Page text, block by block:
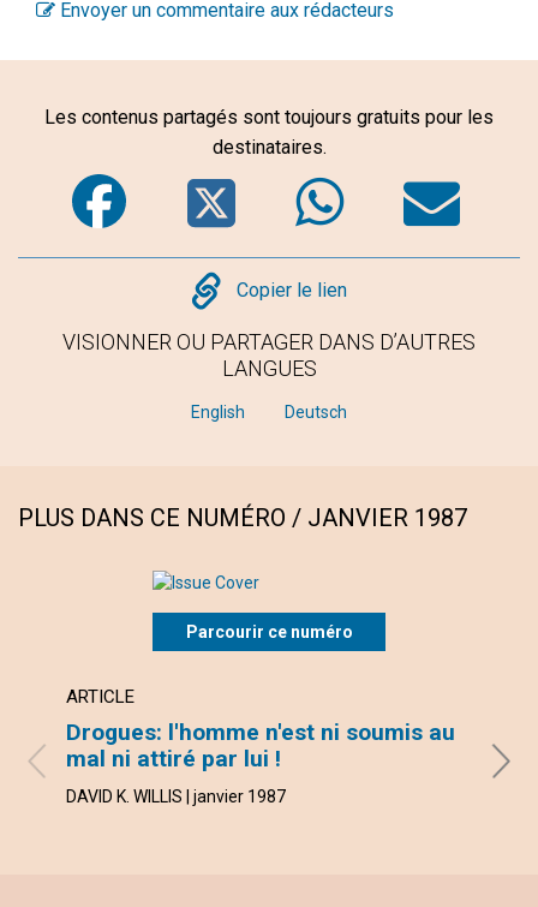
Envoyer un commentaire aux rédacteurs
Les contenus partagés sont toujours gratuits pour les
destinataires.
Facebook
Twitter
Copy
Copier le lien
VISIONNER OU PARTAGER DANS D’AUTRES
LANGUES
English Deutsch
PLUS DANS CE NUMÉRO / JANVIER 1987
Parcourir ce numéro
ARTICLE
Drogues: l'homme n'est ni soumis au
mal ni attiré par lui !
DAVID K. WILLIS | janvier 1987